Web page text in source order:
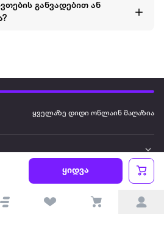
ყიდვა
განვადებით ან
ყველაზე დიდი ონლაინ მაღაზია